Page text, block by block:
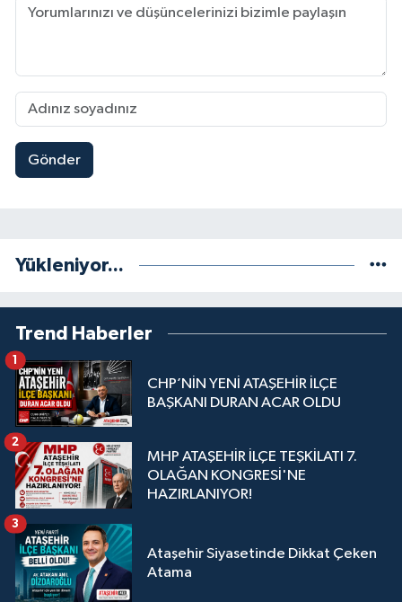
Gönder
Yükleniyor...
Trend Haberler
CHP’NİN YENİ ATAŞEHİR İLÇE
BAŞKANI DURAN ACAR OLDU
1
MHP ATAŞEHİR İLÇE TEŞKİLATI 7.
OLAĞAN KONGRESİ'NE
HAZIRLANIYOR!
2
Ataşehir Siyasetinde Dikkat Çeken
Atama
3